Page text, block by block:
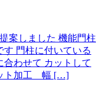
案しました 機能門柱
門柱に付いている
わせて カットして
ット加工 幅 […]